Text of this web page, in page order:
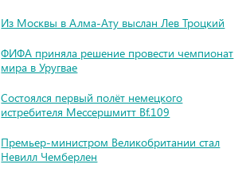
Из Москвы в Алма-Ату выслан Лев Троцкий
ФИФА приняла решение провести чемпионат
мира в Уругвае
Состоялся первый полёт немецкого
истребителя Мессершмитт Bf.109
Премьер-министром Великобритании стал
Невилл Чемберлен